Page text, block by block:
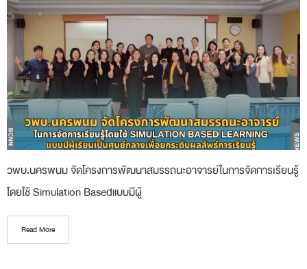
วพบ.นครพนม จัดโครงการพัฒนาสมรรถนะอาจารย์ในการจัดการเรียนรู้
โดยใช้ Simulation Basedแบบมีผู้
Read More